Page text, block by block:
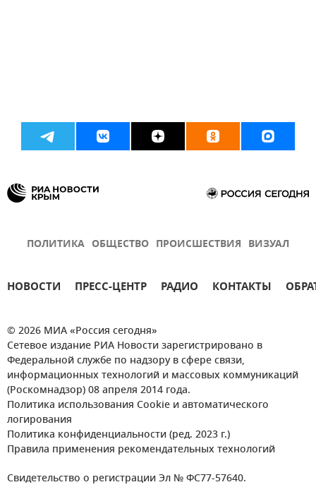
ПОЛИТИКА ОБЩЕСТВО ПРОИСШЕСТВИЯ ВИЗУАЛ
НОВОСТИ ПРЕСС-ЦЕНТР РАДИО КОНТАКТЫ
© 2026 МИА «Россия сегодня»
Сетевое издание РИА Новости зарегистрировано в
Федеральной службе по надзору в сфере связи,
информационных технологий и массовых коммуникаций
(Роскомнадзор) 08 апреля 2014 года.
Политика использования Cookie и автоматического
логирования
Политика конфиденциальности (ред. 2023 г.)
Правила применения рекомендательных технологий
Свидетельство о регистрации Эл № ФС77-57640.